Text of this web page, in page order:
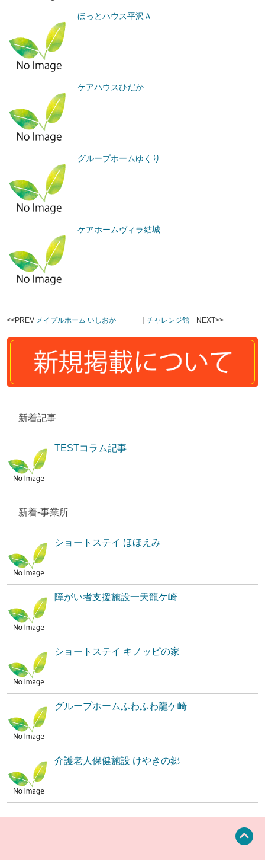
ほっとハウス平沢Ａ
ケアハウスひだか
グループホームゆくり
ケアホームヴィラ結城
<<PREV メイプルホーム いしおか ｜チャレンジ館 NEXT>>
新着記事
TESTコラム記事
新着-事業所
ショートステイ ほほえみ
障がい者支援施設一天龍ケ崎
ショートステイ キノッピの家
グループホームふわふわ龍ケ崎
介護老人保健施設 けやきの郷